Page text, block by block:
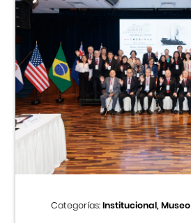
Categorías:Institucional, Museo